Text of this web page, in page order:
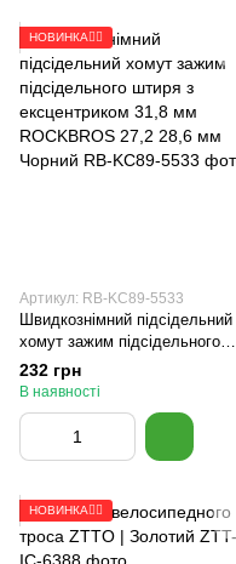
НОВИНКА🚴‍♂️
Артикул: RB-KC89-5533
Швидкознімний підсідельний
хомут зажим підсідельного
штиря з ексцентриком 31,8 мм
ROCKBROS 27,2 28,6 мм
232 грн
В наявності
НОВИНКА🚴‍♂️